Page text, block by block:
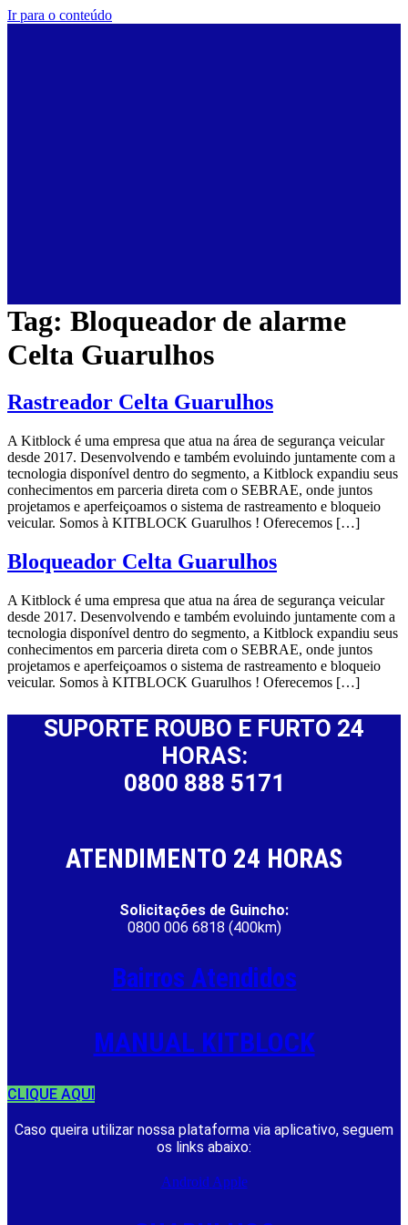
Ir para o conteúdo
Tag: Bloqueador de alarme
Celta Guarulhos
Rastreador Celta Guarulhos
A Kitblock é uma empresa que atua na área de segurança veicular
desde 2017. Desenvolvendo e também evoluindo juntamente com a
tecnologia disponível dentro do segmento, a Kitblock expandiu seus
conhecimentos em parceria direta com o SEBRAE, onde juntos
projetamos e aperfeiçoamos o sistema de rastreamento e bloqueio
veicular. Somos à KITBLOCK Guarulhos ! Oferecemos […]
Bloqueador Celta Guarulhos
A Kitblock é uma empresa que atua na área de segurança veicular
desde 2017. Desenvolvendo e também evoluindo juntamente com a
tecnologia disponível dentro do segmento, a Kitblock expandiu seus
conhecimentos em parceria direta com o SEBRAE, onde juntos
projetamos e aperfeiçoamos o sistema de rastreamento e bloqueio
veicular. Somos à KITBLOCK Guarulhos ! Oferecemos […]
SUPORTE ROUBO E FURTO 24
HORAS:
0800 888 5171
ATENDIMENTO 24 HORAS
Solicitações de Guincho:
0800 006 6818 (400km)
Bairros Atendidos
MANUAL KITBLOCK
CLIQUE AQUI
Caso queira utilizar nossa plataforma via aplicativo, seguem
os links abaixo:
Android Apple